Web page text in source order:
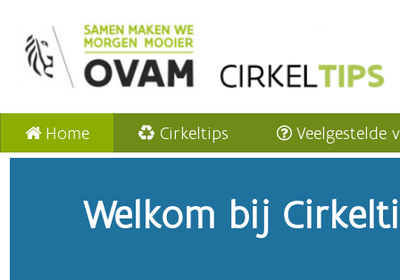
Home Cirkeltips Veelgestelde
Welkom bij